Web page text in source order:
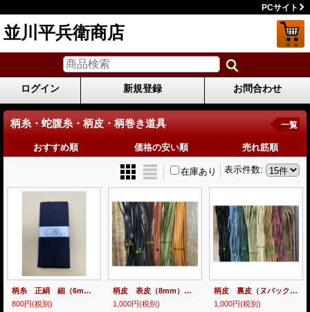
PCサイト
並川平兵衛商店
ログイン 新規登録 お問合わせ
柄糸・蛇腹糸・柄皮・柄巻き道具 一覧
おすすめ順 価格の安い順 売れ筋順
表示件数:
在庫あり
柄糸 正絹 細（6mm） 黒 / 金茶/緑/鉄 1ｍ
800円(税別)
柄皮 表皮（8mm） 1ｍ
1,000円(税別)
柄皮 裏皮（ヌバック8mm） 1ｍ
1,000円(税別)